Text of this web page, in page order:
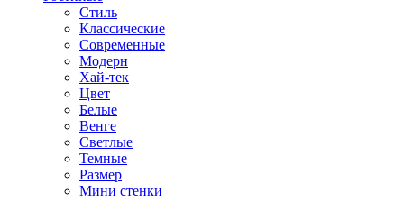
Стиль
Классические
Современные
Модерн
Хай-тек
Цвет
Белые
Венге
Светлые
Темные
Размер
Мини стенки